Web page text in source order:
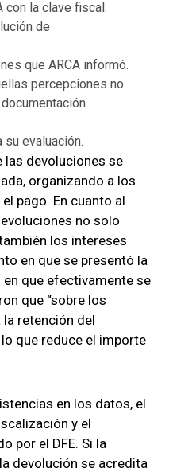
con la clave fiscal.
de
que ARCA informó.
percepciones no
evaluación.
las devoluciones se
organizando a los
pago. En cuanto al
no solo
los intereses
en que se presentó la
que efectivamente se
que “sobre los
retención del
que reduce el importe
en los datos, el
y el
por el DFE. Si la
devolución se acredita